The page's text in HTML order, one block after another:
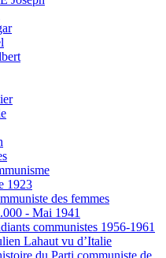
1923
des femmes
- Mai 1941
communistes 1956-1961
Lahaut vu d’Italie
du Parti communiste de